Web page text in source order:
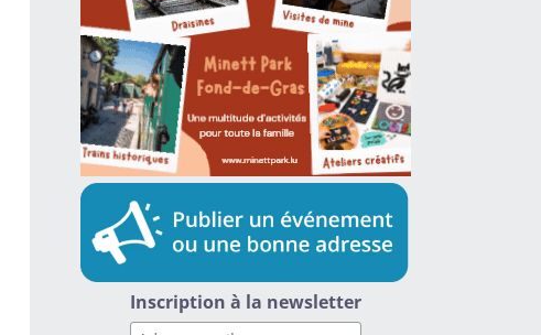
Inscription à la newsletter